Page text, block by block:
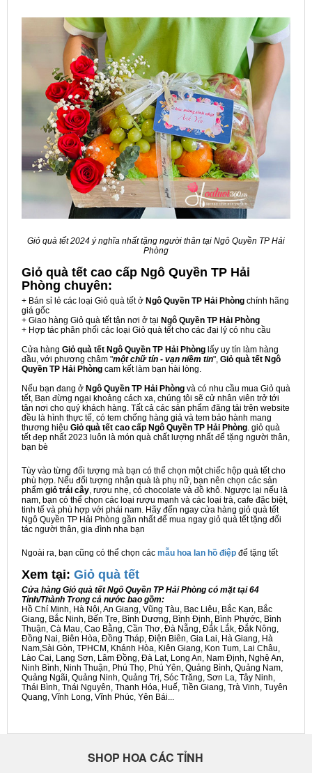
Giỏ quà tết 2024 ý nghĩa nhất tặng người thân tại Ngô Quyền TP Hải
Phòng
Giỏ quà tết cao cấp Ngô Quyền TP Hải
Phòng chuyên:
+ Bán sỉ lẻ các loại Giỏ quà tết ở Ngô Quyền TP Hải Phòng chính hãng
giá gốc
+ Giao hàng Giỏ quà tết tận nơi ở tại Ngô Quyền TP Hải Phòng
+ Hợp tác phân phối các loại Giỏ quà tết cho các đại lý có nhu cầu
Cửa hàng Giỏ quà tết Ngô Quyền TP Hải Phòng lấy uy tín làm hàng
đầu, với phương châm "một chữ tín - vạn niềm tin", Giỏ quà tết Ngô
Quyền TP Hải Phòng cam kết làm bạn hài lòng.
Nếu bạn đang ở Ngô Quyền TP Hải Phòng và có nhu cầu mua Giỏ quà
tết, Bạn đừng ngại khoảng cách xa, chúng tôi sẽ cử nhân viên trở tới
tận nơi cho quý khách hàng. Tất cả các sản phẩm đăng tải trên website
đều là hình thực tế, có tem chống hàng giả và tem bảo hành mang
thương hiệu Giỏ quà tết cao cấp Ngô Quyền TP Hải Phòng. giỏ quà
tết đẹp nhất 2023 luôn là món quà chất lượng nhất để tặng người thân,
bạn bè
Tùy vào từng đối tượng mà bạn có thể chọn một chiếc hộp quà tết cho
phù hợp. Nếu đối tượng nhận quà là phụ nữ, bạn nên chọn các sản
phẩm giỏ trái cây, rượu nhẹ, có chocolate và đồ khô. Ngược lại nếu là
nam, bạn có thể chọn các loại rượu mạnh và các loại trà, cafe đặc biệt,
tinh tế và phù hợp với phái nam. Hãy đến ngay cửa hàng giỏ quà tết
Ngô Quyền TP Hải Phòng gần nhất để mua ngay giỏ quà tết tặng đối
tác người thân, gia đình nha bạn
Ngoài ra, bạn cũng có thể chọn các mẫu hoa lan hồ điệp để tặng tết
Xem tại: Giỏ quà tết
Cửa hàng Giỏ quà tết Ngô Quyền TP Hải Phòng có mặt tại 64
Tỉnh/Thành Trong cả nước bao gồm:
Hồ Chí Minh, Hà Nội, An Giang, Vũng Tàu, Bạc Liêu, Bắc Kạn, Bắc
Giang, Bắc Ninh, Bến Tre, Bình Dương, Bình Định, Bình Phước, Bình
Thuận, Cà Mau, Cao Bằng, Cần Thơ, Đà Nẵng, Đắk Lắk, Đắk Nông,
Đồng Nai, Biên Hòa, Đồng Tháp, Điện Biên, Gia Lai, Hà Giang, Hà
Nam,Sài Gòn, TPHCM, Khánh Hòa, Kiên Giang, Kon Tum, Lai Châu,
Lào Cai, Lạng Sơn, Lâm Đồng, Đà Lạt, Long An, Nam Định, Nghệ An,
Ninh Bình, Ninh Thuận, Phú Thọ, Phú Yên, Quảng Bình, Quảng Nam,
Quảng Ngãi, Quảng Ninh, Quảng Trị, Sóc Trăng, Sơn La, Tây Ninh,
Thái Bình, Thái Nguyên, Thanh Hóa, Huế, Tiền Giang, Trà Vinh, Tuyên
Quang, Vĩnh Long, Vĩnh Phúc, Yên Bái...
SHOP HOA CÁC TỈNH